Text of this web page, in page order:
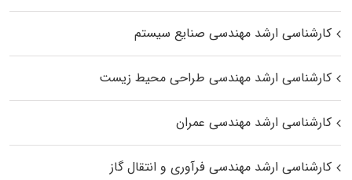
کارشناسی ارشد مهندسی صنایع سیستم
کارشناسی ارشد مهندسی طراحی محیط زیست
کارشناسی ارشد مهندسی عمران
کارشناسی ارشد مهندسی فرآوری و انتقال گاز